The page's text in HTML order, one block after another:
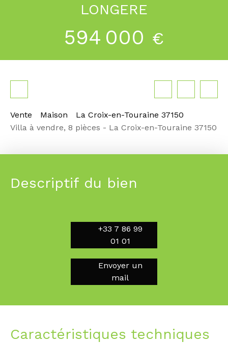
LONGERE
594 000 €
Vente Maison
La Croix-en-Touraine 37150
Villa à vendre, 8 pièces - La Croix-en-Touraine 37150
Descriptif du bien
+33 7 86 99
01 01
Envoyer un
mail
Caractéristiques techniques